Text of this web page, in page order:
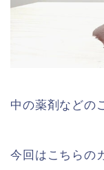
中の薬剤などの
今回はこちらの